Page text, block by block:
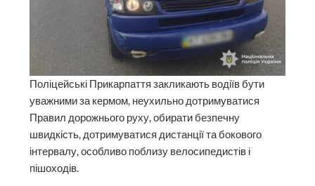
Поліцейські Прикарпаття закликають водіїв бути
уважними за кермом, неухильно дотримуватися
Правил дорожнього руху, обирати безпечну
швидкість, дотримуватися дистанції та бокового
інтервалу, особливо поблизу велосипедистів і
пішоходів.